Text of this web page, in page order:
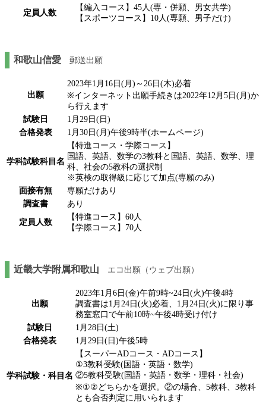
定員人数
【編入コース】45人(専・併願、男女共学)
【スポーツコース】10人(専願、男子だけ)
和歌山信愛 郵送出願
出願
2023年1月16日(月)～26日(木)必着
※インターネット出願手続きは2022年12月5日(月)か
ら行えます
試験日
1月29日(日)
合格発表
1月30日(月)午後9時半(ホームページ)
学科試験科目名
【特進コース・学際コース】
国語、英語、数学の3教科と国語、英語、数学、理
科、社会の5教科の選択制
※英検の取得級に応じて加点(専願のみ)
面接有無
専願だけあり
調査書
あり
定員人数
【特進コース】60人
【学際コース】70人
近畿大学附属和歌山 エコ出願（ウェブ出願）
出願
2023年1月6日(金)午前9時~24日(火)午後4時
調査書は1月24日(火)必着、1月24日(火)に限り事
務室窓口で午前10時~午後4時受け付け
試験日
1月28日(土)
合格発表
1月29日(日)午後5時
学科試験・科目名
【スーパーADコース・ADコース】
①3教科受験(国語・英語・数学)
②5教科受験(国語・英語・数学・理科・社会)
※①②どちらかを選択。②の場合、5教科、3教科
とも合否判定に用いられます